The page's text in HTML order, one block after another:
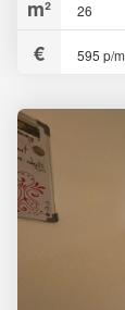
26
595 p/m